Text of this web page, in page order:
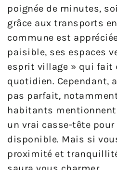
poignée de minutes,
grâce aux transports
commune est
paisible, ses espaces
esprit village » qui fait
quotidien. Cependant,
pas parfait,
habitants
un vrai casse-tête
disponible. Mais si
proximité et